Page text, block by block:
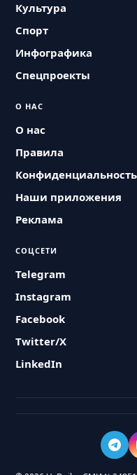
Культура
Спорт
Инфографика
Спецпроекты
О НАС
О нас
Правила
Конфиденциальность
Наши приложения
Реклама
СОЦСЕТИ
Telegram
Instagram
Facebook
Twitter/X
LinkedIn